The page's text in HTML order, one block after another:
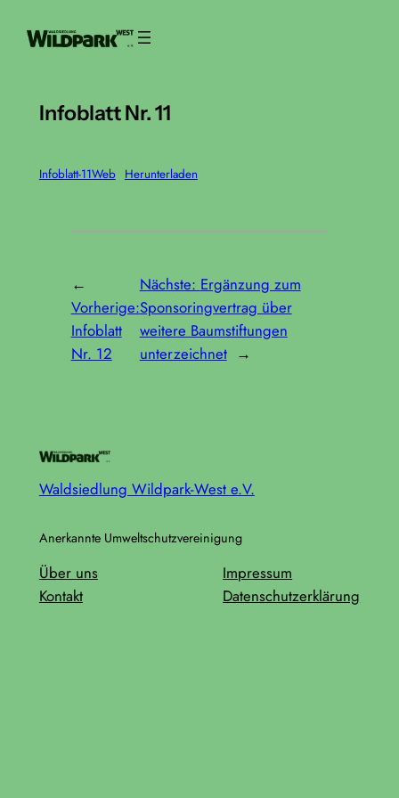
Inhalt
Infoblatt Nr. 11
Infoblatt-11Web Herunterladen
←
Vorherige:
Infoblatt
Nr. 12
Nächste: Ergänzung zum
Sponsoringvertrag über
weitere Baumstiftungen
unterzeichnet →
Waldsiedlung Wildpark-West e.V.
Anerkannte Umweltschutzvereinigung
Über uns
Kontakt
Impressum
Datenschutzerklärung